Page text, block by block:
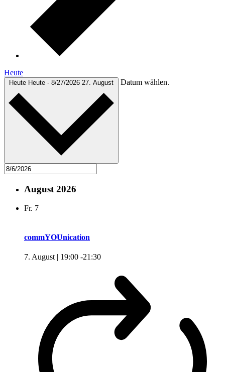
Heute
Heute Heute - 8/27/2026 27. August Datum wählen.
August 2026
Fr. 7
commYOUnication
7. August | 19:00 -21:30